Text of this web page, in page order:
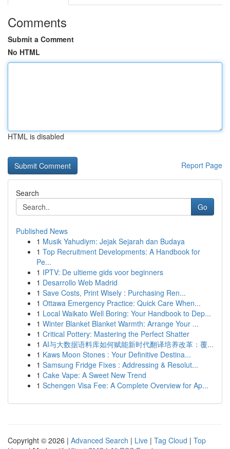
Comments
Submit a Comment
No HTML
HTML is disabled
Report Page
Search
Go
Published News
1 Musik Yahudiym: Jejak Sejarah dan Budaya
1 Top Recruitment Developments: A Handbook for
Pe...
1 IPTV: De ultieme gids voor beginners
1 Desarrollo Web Madrid
1 Save Costs, Print Wisely : Purchasing Ren...
1 Ottawa Emergency Practice: Quick Care When...
1 Local Waikato Well Boring: Your Handbook to Dep...
1 Winter Blanket Blanket Warmth: Arrange Your ...
1 Critical Pottery: Mastering the Perfect Shatter
1 AI与大数据语料库如何赋能新时代翻译培养改革：覆...
1 Kaws Moon Stones : Your Definitive Destina...
1 Samsung Fridge Fixes : Addressing & Resolut...
1 Cake Vape: A Sweet New Trend
1 Schengen Visa Fee: A Complete Overview for Ap...
Copyright © 2026 | Advanced Search | Live | Tag Cloud | Top